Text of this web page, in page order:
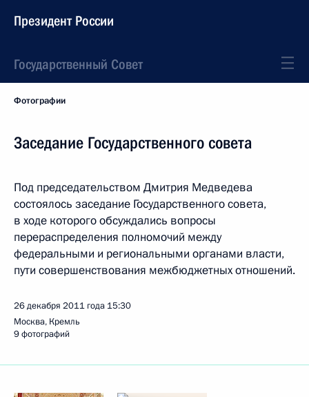
Президент России
Государственный Совет
Фотографии
Заседание Государственного совета
Под председательством Дмитрия Медведева
состоялось заседание Государственного совета,
в ходе которого обсуждались вопросы
перераспределения полномочий между
федеральными и региональными органами власти,
пути совершенствования межбюджетных отношений.
26 декабря 2011 года 15:30
Москва, Кремль
9 фотографий